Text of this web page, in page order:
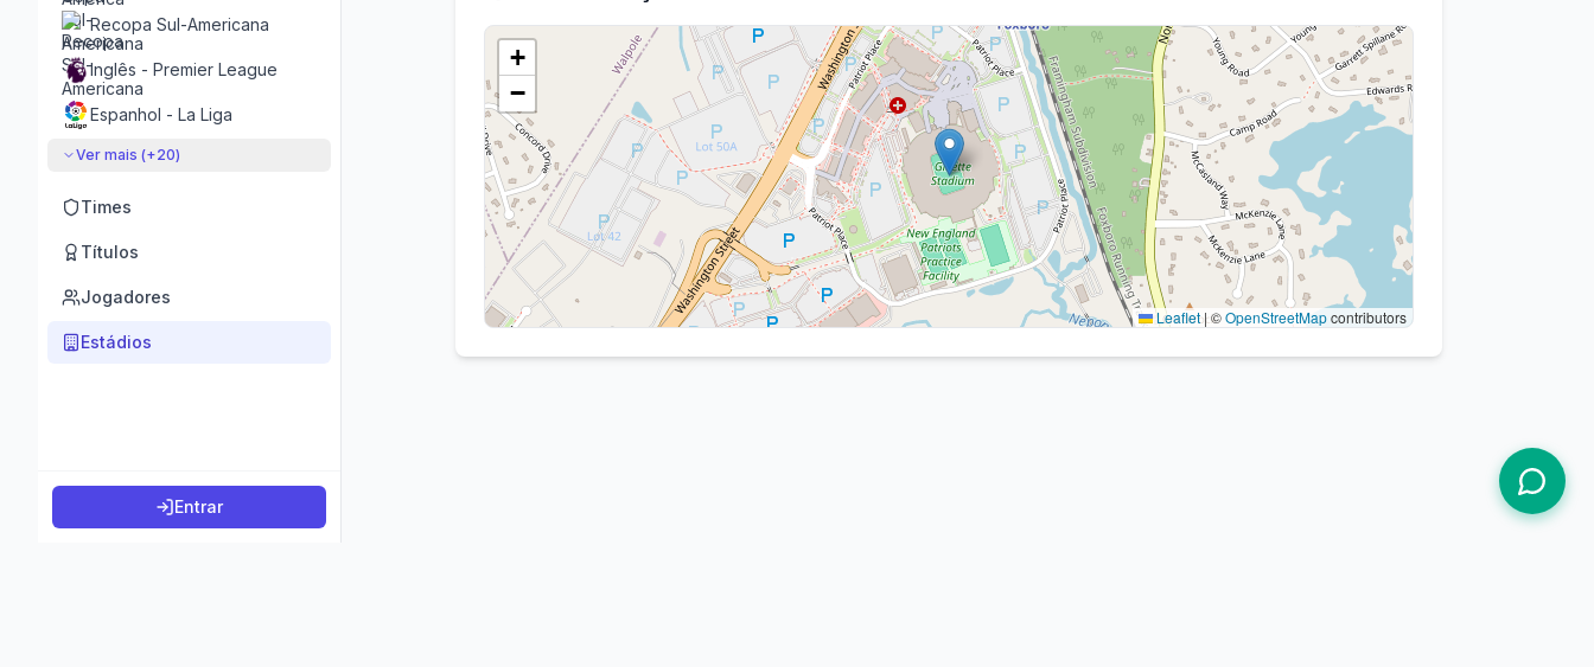
Recopa Sul-Americana
Inglês - Premier League
Espanhol - La Liga
Ver mais (+20)
Times
Títulos
Jogadores
Estádios
Entrar
+
−
Leaflet |©OpenStreetMapcontributors